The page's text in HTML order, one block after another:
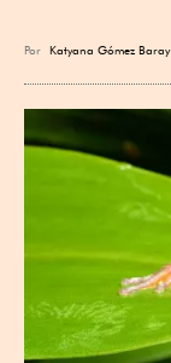
Por Katyana Gómez Baray